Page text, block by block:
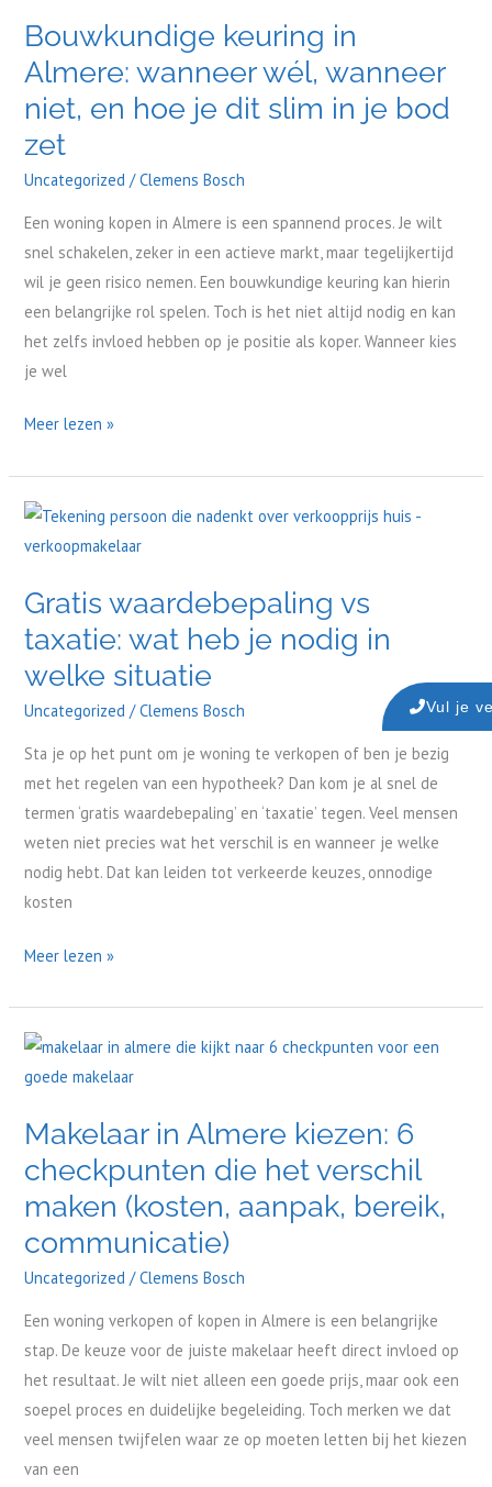
Bouwkundige keuring in
Almere: wanneer wél, wanneer
niet, en hoe je dit slim in je bod
zet
Uncategorized /Clemens Bosch
Een woning kopen in Almere is een spannend proces. Je wilt
snel schakelen, zeker in een actieve markt, maar tegelijkertijd
wil je geen risico nemen. Een bouwkundige keuring kan hierin
een belangrijke rol spelen. Toch is het niet altijd nodig en kan
het zelfs invloed hebben op je positie als koper. Wanneer kies
je wel
in
Almere:
wanneer
wél,
wanneer
niet,
en
hoe
slim
in
bod
Meer lezen »
Gratis waardebepaling vs
taxatie: wat heb je nodig in
welke situatie
Uncategorized /Clemens Bosch
Sta je op het punt om je woning te verkopen of ben je bezig
met het regelen van een hypotheek? Dan kom je al snel de
termen ‘gratis waardebepaling’ en ‘taxatie’ tegen. Veel mensen
weten niet precies wat het verschil is en wanneer je welke
nodig hebt. Dat kan leiden tot verkeerde keuzes, onnodige
kosten
Gratis
waardebepaling
taxatie:
wat
je
nodig
in
welke
situatie
Meer lezen »
Makelaar in Almere kiezen: 6
checkpunten die het verschil
maken (kosten, aanpak, bereik,
communicatie)
Uncategorized /Clemens Bosch
Een woning verkopen of kopen in Almere is een belangrijke
stap. De keuze voor de juiste makelaar heeft direct invloed op
het resultaat. Je wilt niet alleen een goede prijs, maar ook een
soepel proces en duidelijke begeleiding. Toch merken we dat
veel mensen twijfelen waar ze op moeten letten bij het kiezen
van een
Makelaar
in
kiezen:
6
checkpunten
die
het
verschil
maken
(kosten,
aanpak,
bereik,
communicatie)
Vul je